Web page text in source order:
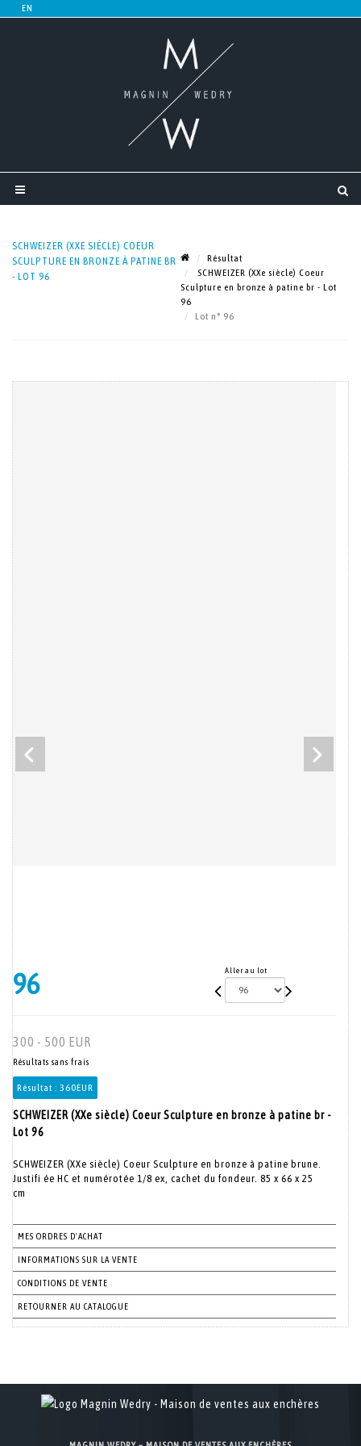
SCHWEIZER (XXE SIÈCLE) COEUR
SCULPTURE EN BRONZE À PATINE BR
- LOT 96
Résultat
SCHWEIZER (XXe siècle) Coeur
Sculpture en bronze à patine br - Lot
96
Lot n° 96
96 Aller au lot
300 - 500 EUR
Résultats sans frais
Résultat : 360EUR
SCHWEIZER (XXe siècle) Coeur Sculpture en bronze à patine br -
Lot 96
SCHWEIZER (XXe siècle) Coeur Sculpture en bronze à patine brune.
Justifi ée HC et numérotée 1/8 ex, cachet du fondeur. 85 x 66 x 25
cm
MES ORDRES D'ACHAT
INFORMATIONS SUR LA VENTE
CONDITIONS DE VENTE
RETOURNER AU CATALOGUE